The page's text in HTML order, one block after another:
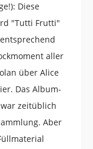
Diese
"Tutti Frutti"
aller
über Alice
Das Album-
zeitüblich
Aber